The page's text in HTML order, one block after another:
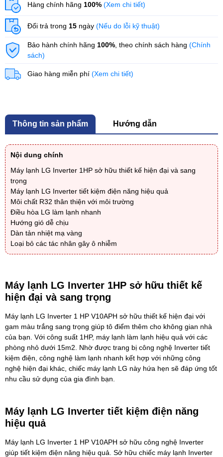
Hàng chính hãng 100% (Xem chi tiết)
Đổi trả trong 15 ngày (Nếu do lỗi kỹ thuật)
Bảo hành chính hãng 100% , theo chính sách hàng (Chính
sách)
Giao hàng miễn phí (Xem chi tiết)
Thông tin sản phẩm Hướng dẫn
Nội dung chính
Máy lạnh LG Inverter 1HP sở hữu thiết kế hiện đại và sang
trọng
Máy lạnh LG Inverter tiết kiệm điện năng hiệu quả
Môi chất R32 thân thiện với môi trường
Điều hòa LG làm lạnh nhanh
Hướng gió dễ chịu
Dàn tản nhiệt mạ vàng
Loại bỏ các tác nhân gây ô nhiễm
Máy lạnh LG Inverter 1HP sở hữu thiết kế
hiện đại và sang trọng
Máy lạnh LG Inverter 1 HP V10APH sở hữu thiết kế hiện đại với
gam màu trắng sang trọng giúp tô điểm thêm cho không gian nhà
của bạn. Với công suất 1HP, máy lạnh làm lạnh hiệu quả với các
phòng nhỏ dưới 15m2. Nhờ được trang bị công nghệ Inverter tiết
kiệm điện, công nghệ làm lạnh nhanh kết hợp với những công
nghệ hiện đại khác, chiếc máy lạnh LG này hứa hẹn sẽ đáp ứng tốt
nhu cầu sử dụng của gia đình bạn.
Máy lạnh LG Inverter tiết kiệm điện năng
hiệu quả
Máy lạnh LG Inverter 1 HP V10APH sở hữu công nghệ Inverter
giúp tiết kiệm điện năng hiệu quả. Sở hữu chiếc máy lạnh Inverter